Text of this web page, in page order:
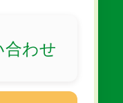
合わせ